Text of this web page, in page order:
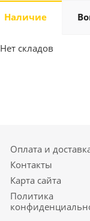
Наличие
Нет складов
Оплата и
Контакты
Карта сайта
Политика